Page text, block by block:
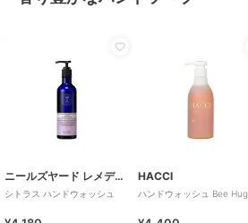
ニールズヤード レメディーズ
シトラス ハンドウォッシュ
HACCI
ハンドウォッシュ Bee Hug